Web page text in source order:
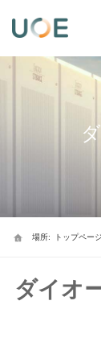
場所: トップページ
ダイオ